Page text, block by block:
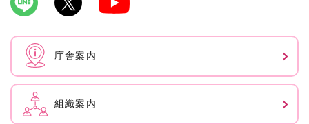
庁舎案内
組織案内